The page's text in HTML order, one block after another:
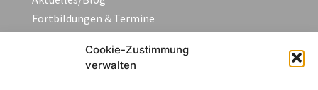
Cookie-Zustimmung
verwalten
Fortbildungen & Termine